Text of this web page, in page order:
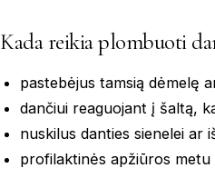
Kada reikia plombuoti
pastebėjus tamsią dėmelę
dančiui reaguojant į šaltą,
nuskilus danties sienelei ar
profilaktinės apžiūros